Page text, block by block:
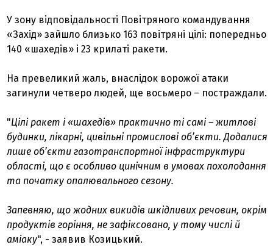
У зону відповідальності Повітряного командування
«Захід» зайшло близько 163 повітряні цілі: попередньо
140 «шахедів» і 23 крилаті ракети.
На превеликий жаль, внаслідок ворожої атаки
загинули четверо людей, ще восьмеро – постраждали.
"Цілі ракет і «шахедів» практично ті самі – житлові
будинки, лікарні, цивільні промислові об’єкти. Додалися
лише об’єкти газотранспортної інфраструктури
області, що є особливо цинічним в умовах похолодання
та початку опалювального сезону.
Запевняю, що жодних викидів шкідливих речовин, окрім
продуктів горіння, не зафіксовано, у тому числі й
аміаку", - заявив Козицький.